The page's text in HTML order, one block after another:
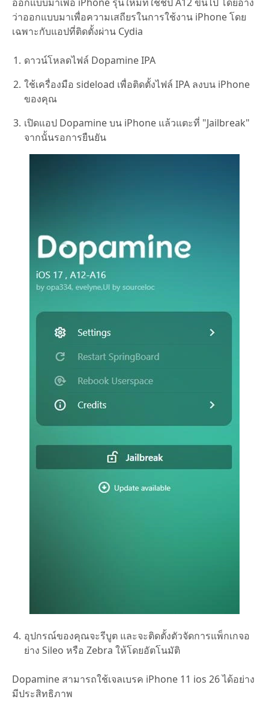
ว่าออกแบบมาเพื่อความเสถียรในการใช้งาน iPhone โดย
เฉพาะกับแอปที่ติดตั้งผ่าน Cydia
ดาวน์โหลดไฟล์ Dopamine IPA
ใช้เครื่องมือ sideload เพื่อติดตั้งไฟล์ IPA ลงบน iPhone
ของคุณ
เปิดแอป Dopamine บน iPhone แล้วแตะที่ "Jailbreak"
จากนั้นรอการยืนยัน
อุปกรณ์ของคุณจะรีบูต และจะติดตั้งตัวจัดการแพ็กเกจอ
ย่าง Sileo หรือ Zebra ให้โดยอัตโนมัติ
Dopamine สามารถใช้เจลเบรค iPhone 11 ios 26 ได้อย่าง
มีประสิทธิภาพ